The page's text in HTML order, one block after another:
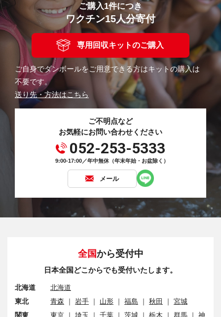
ご購入1件につき
ワクチン15人分寄付
専用回収キットのご購入
ご自身でダンボールをご用意できる方はキットの購入は
不要です。
送り先・方法はこちら
ご不明点など
お気軽にお問い合わせください
052-253-5333
9:00-17:00／年中無休（年末年始・お盆除く）
メール
全国から受付中
日本全国どこからでも受付いたします。
北海道
北海道
東北
青森 ｜ 岩手 ｜ 山形 ｜ 福島 ｜ 秋田 ｜ 宮城
関東
東京 ｜ 埼玉 ｜ 千葉 ｜ 茨城 ｜ 栃木 ｜ 群馬 ｜ 神